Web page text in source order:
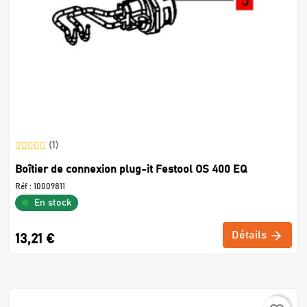
(1)
Boîtier de connexion plug-it Festool OS 400 EQ
Réf : 10009811
En stock
13,21 € Détails